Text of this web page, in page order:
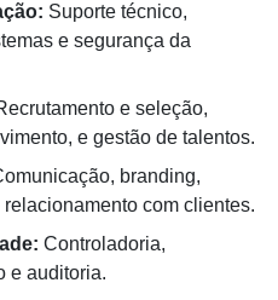
Suporte técnico,
e segurança da
e seleção,
e gestão de talentos.
branding,
com clientes.
Controladoria,
e auditoria.